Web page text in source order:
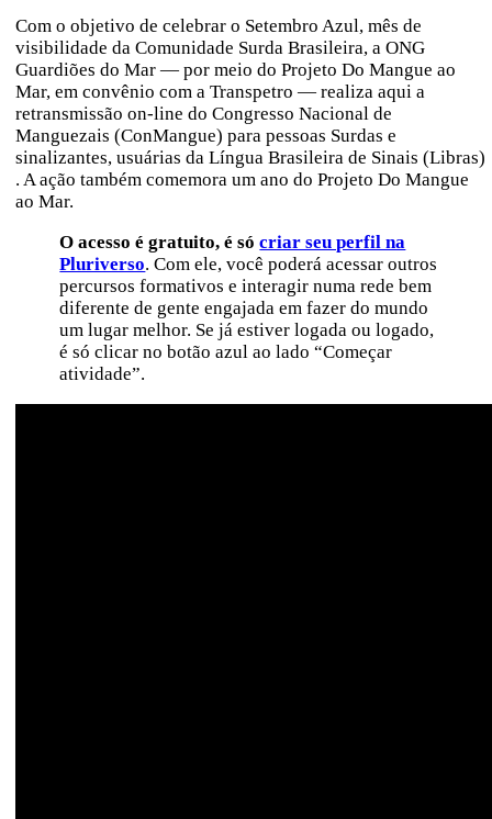
Com o objetivo de celebrar o Setembro Azul, mês de
visibilidade da Comunidade Surda Brasileira, a ONG
Guardiões do Mar — por meio do Projeto Do Mangue ao
Mar, em convênio com a Transpetro — realiza aqui a
retransmissão on-line do Congresso Nacional de
Manguezais (ConMangue) para pessoas Surdas e
sinalizantes, usuárias da Língua Brasileira de Sinais (Libras)
. A ação também comemora um ano do Projeto Do Mangue
ao Mar.
O acesso é gratuito, é sócriar seu perfil na
Pluriverso. Com ele, você poderá acessar outros
percursos formativos e interagir numa rede bem
diferente de gente engajada em fazer do mundo
um lugar melhor. Se já estiver logada ou logado,
é só clicar no botão azul ao lado “Começar
atividade”.